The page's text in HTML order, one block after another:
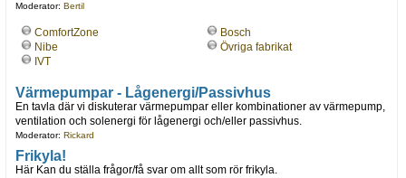
Moderator: Bertil
ComfortZone
Nibe
IVT
Bosch
Övriga fabrikat
Värmepumpar - Lågenergi/Passivhus
En tavla där vi diskuterar värmepumpar eller kombinationer av värmepump,
ventilation och solenergi för lågenergi och/eller passivhus.
Moderator: Rickard
Frikyla!
Här Kan du ställa frågor/få svar om allt som rör frikyla.